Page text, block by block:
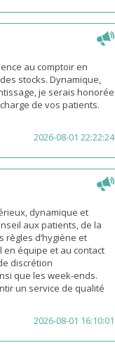
au comptoir en
stocks. Dynamique,
je serais honorée
de vos patients.
2026-08-01 22:22:24
dynamique et
aux patients, de la
règles d’hygiène et
en équipe et au contact
discrétion
que les week-ends.
un service de qualité
2026-08-01 16:10:01